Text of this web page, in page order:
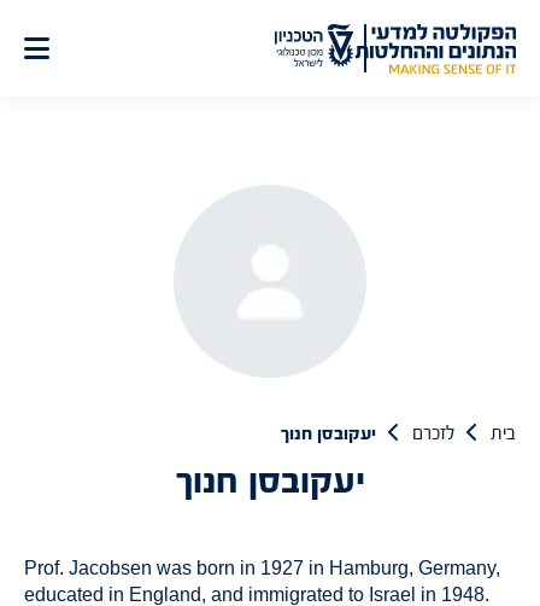
לתוכן
בית לזכרם יעקובסן חנוך
יעקובסן חנוך
Prof. Jacobsen was born in 1927 in Hamburg, Germany,
educated in England, and immigrated to Israel in 1948.